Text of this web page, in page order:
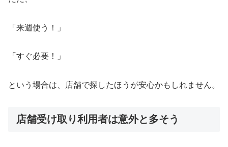
「来週使う！」
「すぐ必要！」
という場合は、店舗で探したほうが安心かもしれません。
店舗受け取り利用者は意外と多そう